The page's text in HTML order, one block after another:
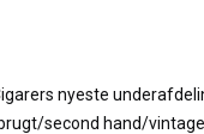
nyeste
second hand/